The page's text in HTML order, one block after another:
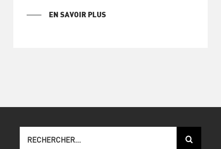
EN SAVOIR PLUS
sur